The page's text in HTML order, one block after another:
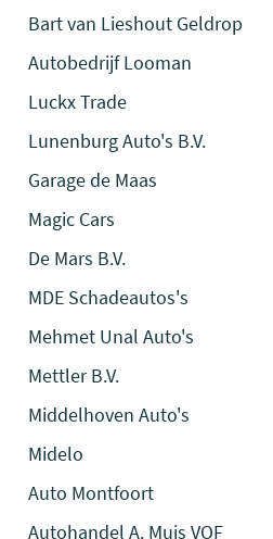
Bart van Lieshout Geldrop
Autobedrijf Looman
Luckx Trade
Lunenburg Auto's B.V.
Garage de Maas
Magic Cars
De Mars B.V.
MDE Schadeautos's
Mehmet Unal Auto's
Mettler B.V.
Middelhoven Auto's
Midelo
Auto Montfoort
Autohandel A. Muis VOF